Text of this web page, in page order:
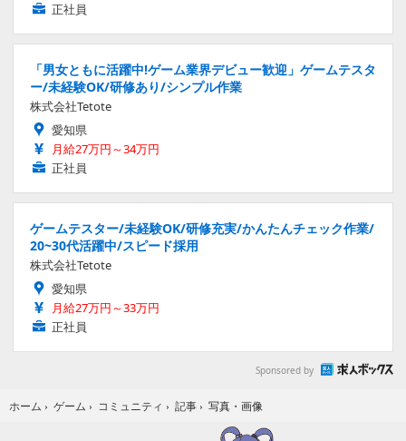
正社員
「男女ともに活躍中!ゲーム業界デビュー歓迎」ゲームテスタ
ー/未経験OK/研修あり/シンプル作業
株式会社Tetote
愛知県
月給27万円～34万円
正社員
ゲームテスター/未経験OK/研修充実/かんたんチェック作業/
20~30代活躍中/スピード採用
株式会社Tetote
愛知県
月給27万円～33万円
正社員
Sponsored by
ホーム › ゲーム › コミュニティ › 記事 › 写真・画像